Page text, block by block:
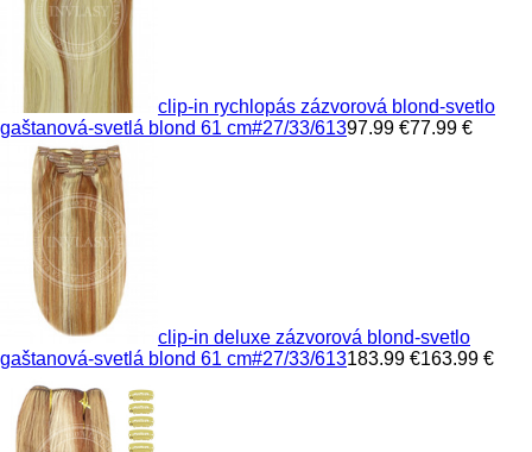
clip-in rychlopás zázvorová blond-svetlo
gaštanová-svetlá blond 61 cm#27/33/61397.99 €77.99 €
clip-in deluxe zázvorová blond-svetlo
gaštanová-svetlá blond 61 cm#27/33/613183.99 €163.99 €